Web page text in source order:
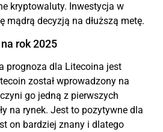
kryptowaluty. Inwestycja w
mądrą decyzją na dłuższą metę.
rok 2025
prognoza dla Litecoina jest
został wprowadzony na
go jedną z pierwszych
na rynek. Jest to pozytywne dla
on bardziej znany i dlatego